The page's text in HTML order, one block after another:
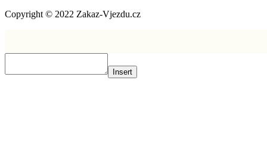
Copyright © 2022 Zakaz-Vjezdu.cz
Insert